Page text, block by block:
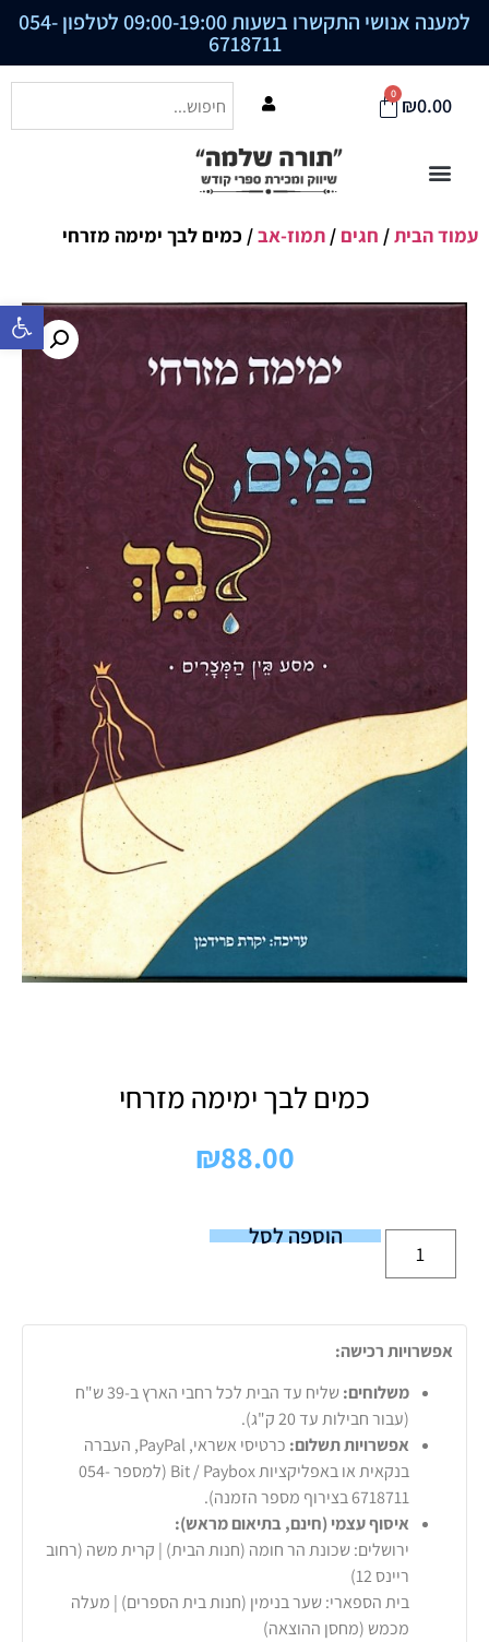
פתח סרגל
למענה אנושי התקשרו בשעות 09:00-19:00 לטלפון 054-
6718711
₪0.00
0
עמוד הבית/ חגים / תמוז-אב/ כמים לבך ימימה מזרחי
כמים לבך ימימה מזרחי
₪88.00
הוספה לסל
אפשרויות רכישה:
משלוחים:
שליח עד הבית לכל רחבי הארץ ב-39 ש"ח
(עבור חבילות עד 20 ק"ג).
אפשרויות תשלום:
כרטיסי אשראי, PayPal, העברה
בנקאית או באפליקציות Bit / Paybox (למספר 054-
6718711 בצירוף מספר הזמנה).
איסוף עצמי (חינם, בתיאום מראש):
ירושלים: שכונת הר חומה (חנות הבית) | קרית משה (רחוב
ריינס 12)
בית הספארי: שער בנימין (חנות בית הספרים) | מעלה
מכמש (מחסן ההוצאה)